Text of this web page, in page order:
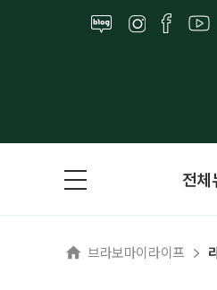
전체
브라보마이라이프